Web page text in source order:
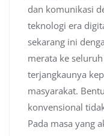
dan komunikasi
teknologi era
sekarang ini
merata ke
terjangkaunya
masyarakat.
konvensional
Pada masa yang